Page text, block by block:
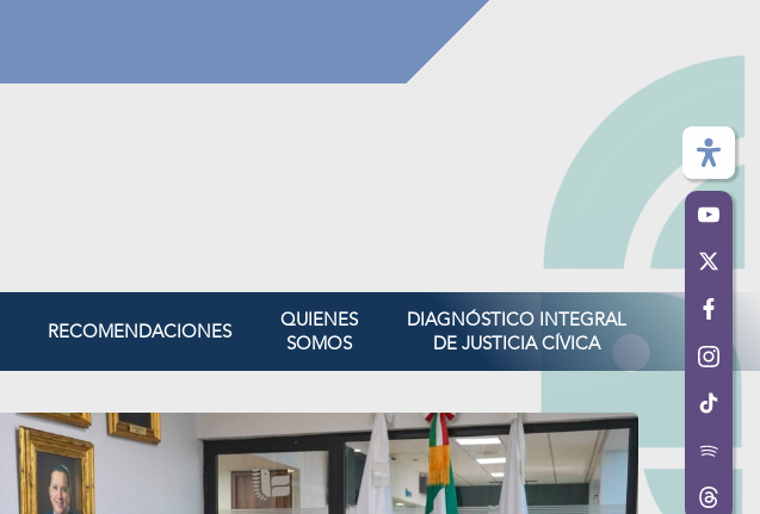
RECOMENDACIONES
QUIENES
SOMOS
DIAGNÓSTICO INTEGRAL
DE JUSTICIA CÍVICA